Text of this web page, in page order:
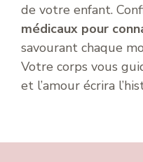
de votre enfant.
médicaux pour
savourant chaque
Votre corps vous
et l’amour écrira